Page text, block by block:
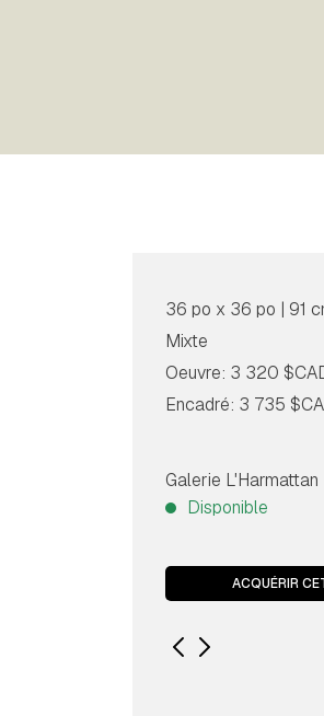
36 po x 36 po | 91
Mixte
Oeuvre: 3 320
Encadré: 3 735
Galerie L'Harmattan
Disponible
ACQUÉRIR